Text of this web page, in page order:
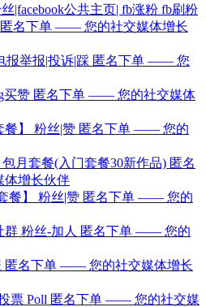
丝|facebook公共主页| fb涨粉 fb刷粉
匿名下单 —— 您的社交媒体增长
报举报|投诉|踩 匿名下单 —— 您
买赞 匿名下单 —— 您的社交媒体
餐】 粉丝|赞 匿名下单 —— 您的
包月套餐(入门套餐30新作品) 匿名
增长伙伴
餐】 粉丝|赞 匿名下单 —— 您的
群 粉丝-加人 匿名下单 —— 您的
匿名下单 —— 您的社交媒体增长
投票 Poll 匿名下单 —— 您的社交媒